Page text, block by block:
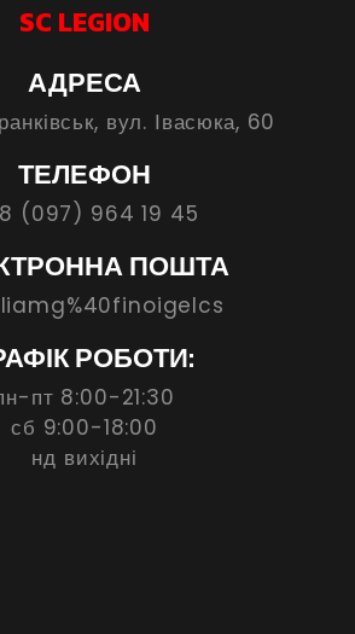
SC LEGION
АДРЕСА
вул. Івасюка, 60
ТЕЛЕФОН
(097) 964 19 45
ПОШТА
РОБОТИ:
пт 8:00-21:30
сб 9:00-18:00
нд вихідні